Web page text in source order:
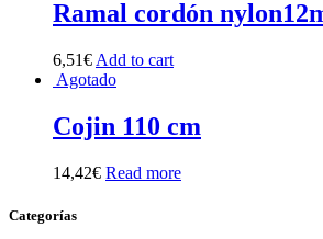
Ramal cordón
6,51€ Add to cart
Agotado
Cojin 110 cm
14,42€ Read more
Categorías